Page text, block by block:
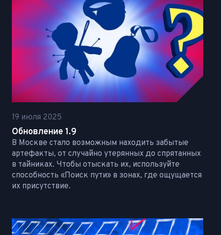
19 июля 2025
Обновление 1.9
В Москве стало возможным находить забытые
артефакты, от случайно утерянных до спрятанных
в тайниках. Чтобы отыскать их, используйте
способность «Поиск пути» в зонах, где ощущается
их присутствие.